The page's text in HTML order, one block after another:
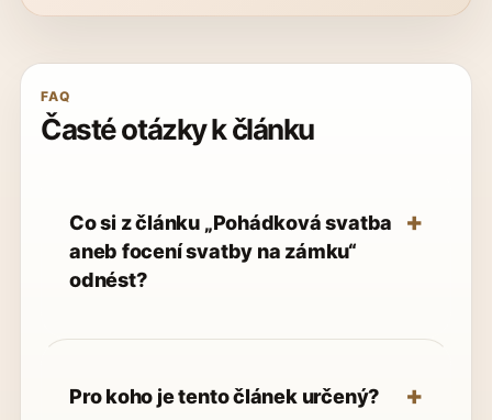
FAQ
Časté otázky k článku
Co si z článku „Pohádková svatba
aneb focení svatby na zámku“
odnést?
Pro koho je tento článek určený?